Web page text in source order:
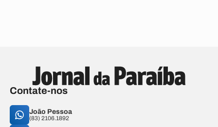
Contate-nos
João Pessoa
(83) 2106.1892